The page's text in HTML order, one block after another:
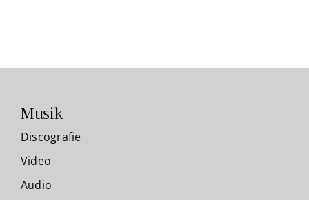
Musik
Discografie
Video
Audio